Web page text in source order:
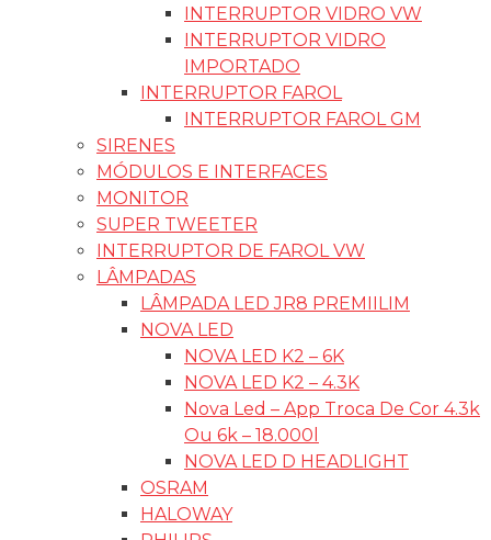
INTERRUPTOR VIDRO VW
INTERRUPTOR VIDRO
IMPORTADO
INTERRUPTOR FAROL
INTERRUPTOR FAROL GM
SIRENES
MÓDULOS E INTERFACES
MONITOR
SUPER TWEETER
INTERRUPTOR DE FAROL VW
LÂMPADAS
LÂMPADA LED JR8 PREMIILIM
NOVA LED
NOVA LED K2 – 6K
NOVA LED K2 – 4.3K
Nova Led – App Troca De Cor 4.3k
Ou 6k – 18.000l
NOVA LED D HEADLIGHT
OSRAM
HALOWAY